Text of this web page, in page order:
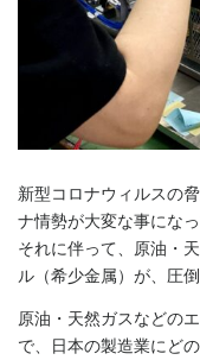
新型コロナウィルスの
ナ情勢が大変な事になっ
それに伴って、原油・
ル（希少金属）が、圧
原油・天然ガスなどの
で、日本の製造業にど